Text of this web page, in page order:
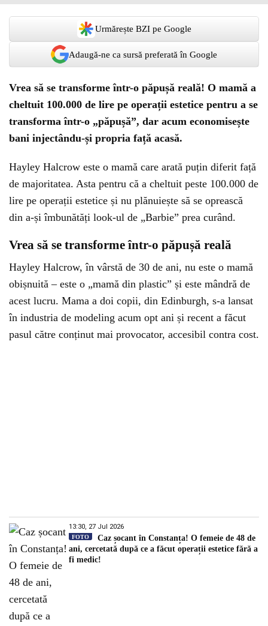
Urmărește BZI pe Google
Adaugă-ne ca sursă preferată în Google
Vrea să se transforme într-o păpușă reală! O mamă a
cheltuit 100.000 de lire pe operații estetice pentru a se
transforma într-o „păpușă”, dar acum economisește
bani injectându-și propria față acasă.
Hayley Halcrow este o mamă care arată puțin diferit față
de majoritatea. Asta pentru că a cheltuit peste 100.000 de
lire pe operații estetice și nu plănuiește să se oprească
din a-și îmbunătăți look-ul de „Barbie” prea curând.
Vrea să se transforme într-o păpușă reală
Hayley Halcrow, în vârstă de 30 de ani, nu este o mamă
obișnuită – este o „mamă din plastic” și este mândră de
acest lucru. Mama a doi copii, din Edinburgh, s-a lansat
în industria de modeling acum opt ani și recent a făcut
pasul către conținut mai provocator, accesibil contra cost.
13:30, 27 Jul 2026
FOTO
Caz șocant în Constanța! O femeie de 48 de
ani, cercetată după ce a făcut operații estetice fără a
fi medic!